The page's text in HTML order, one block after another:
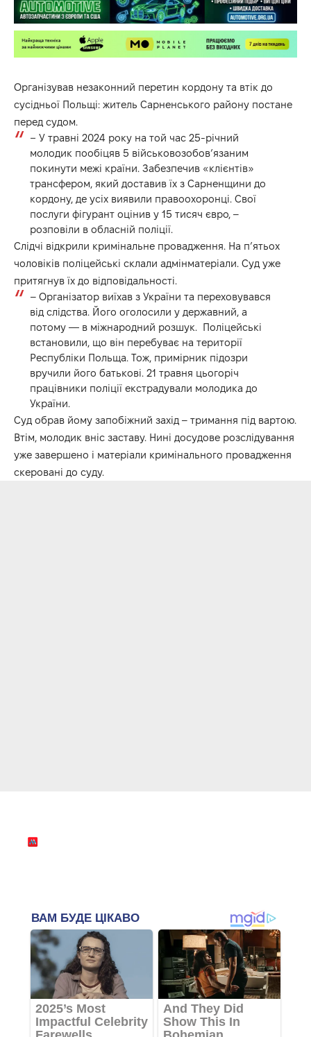
Організував незаконний перетин кордону та втік до
сусідньої Польщі: житель Сарненського району постане
перед судом.
– У травні 2024 року на той час 25-річний
молодик пообіцяв 5 військовозобов’язаним
покинути межі країни. Забезпечив «клієнтів»
трансфером, який доставив їх з Сарненщини до
кордону, де усіх виявили правоохоронці. Свої
послуги фігурант оцінив у 15 тисяч євро, –
розповіли в обласній поліції.
Слідчі відкрили кримінальне провадження. На п’ятьох
чоловіків поліцейські склали адмінматеріали. Суд уже
притягнув їх до відповідальності.
– Організатор виїхав з України та переховувався
від слідства. Його оголосили у державний, а
потому — в міжнародний розшук. Поліцейські
встановили, що він перебуває на території
Республіки Польща. Тож, примірник підозри
вручили його батькові. 21 травня цьогоріч
працівники поліції екстрадували молодика до
України.
Суд обрав йому запобіжний захід – тримання під вартою.
Втім, молодик вніс заставу. Нині досудове розслідування
уже завершено і матеріали кримінального провадження
скеровані до суду.